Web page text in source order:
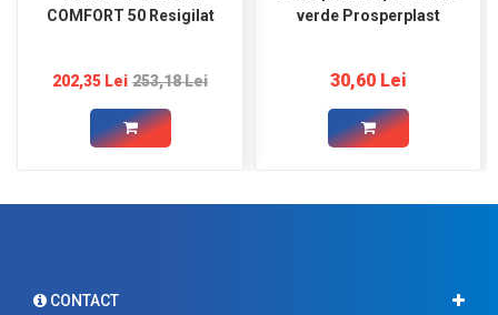
COMFORT 50 Resigilat
202,35 Lei 253,18 Lei
verde Prosperplast
30,60 Lei
CONTACT